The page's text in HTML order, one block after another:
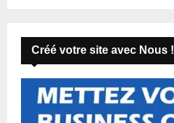
Créé votre site avec Nous !